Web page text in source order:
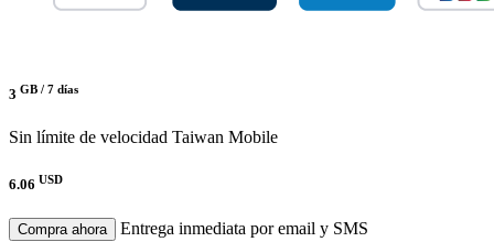
3 GB / 7 días
Sin límite de velocidad Taiwan Mobile
6.06 USD
Compra ahora
Entrega inmediata por email y SMS